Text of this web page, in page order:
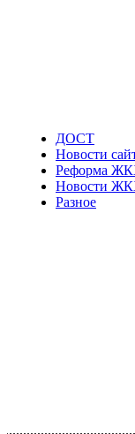
ДОСТ
Новости
Реформа
Новости
Разное